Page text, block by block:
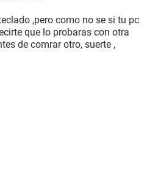
,pero como no se si tu pc
que lo probaras con otra
de comrar otro, suerte ,